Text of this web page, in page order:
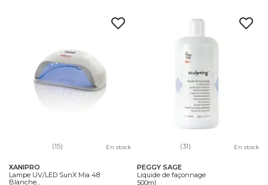
(15) En stock
XANIPRO
Lampe UV/LED SunX Mia 48
Blanche...
(31) En stock
PEGGY SAGE
Liquide de façonnage
500ml